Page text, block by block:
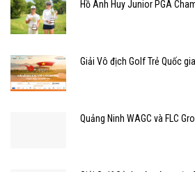
Hồ Anh Huy Junior PGA
Giải Vô địch Golf Trẻ Quốc
Quảng Ninh WAGC và FLC